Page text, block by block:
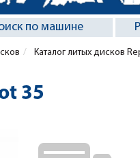
по машине
Каталог литых дисков
35